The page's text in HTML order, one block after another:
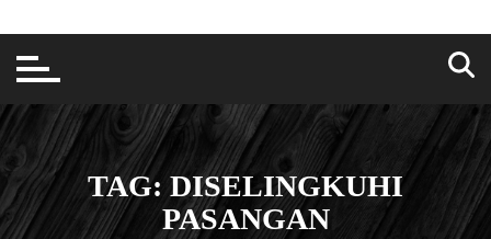
TAG: DISELINGKUHI
PASANGAN